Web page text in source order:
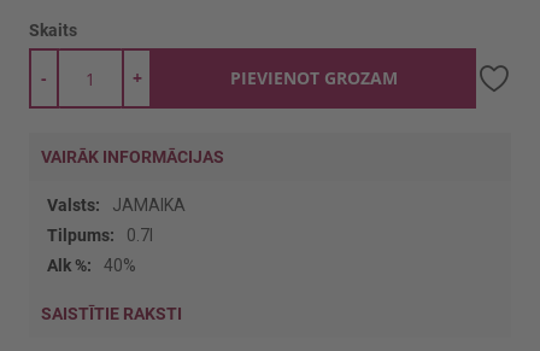
Skaits
+
- PIEVIENOT GROZAM
VAIRĀK INFORMĀCIJAS
Vairāk
informācijas
JAMAIKA
0.7l
40%
SAISTĪTIE RAKSTI